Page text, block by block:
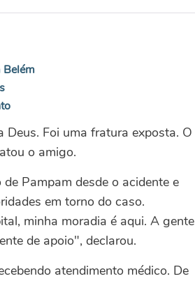
Belém
Deus. Foi uma fratura exposta. O
o amigo.
Pampam desde o acidente e
em torno do caso.
minha moradia é aqui. A gente
de apoio", declarou.
atendimento médico. De